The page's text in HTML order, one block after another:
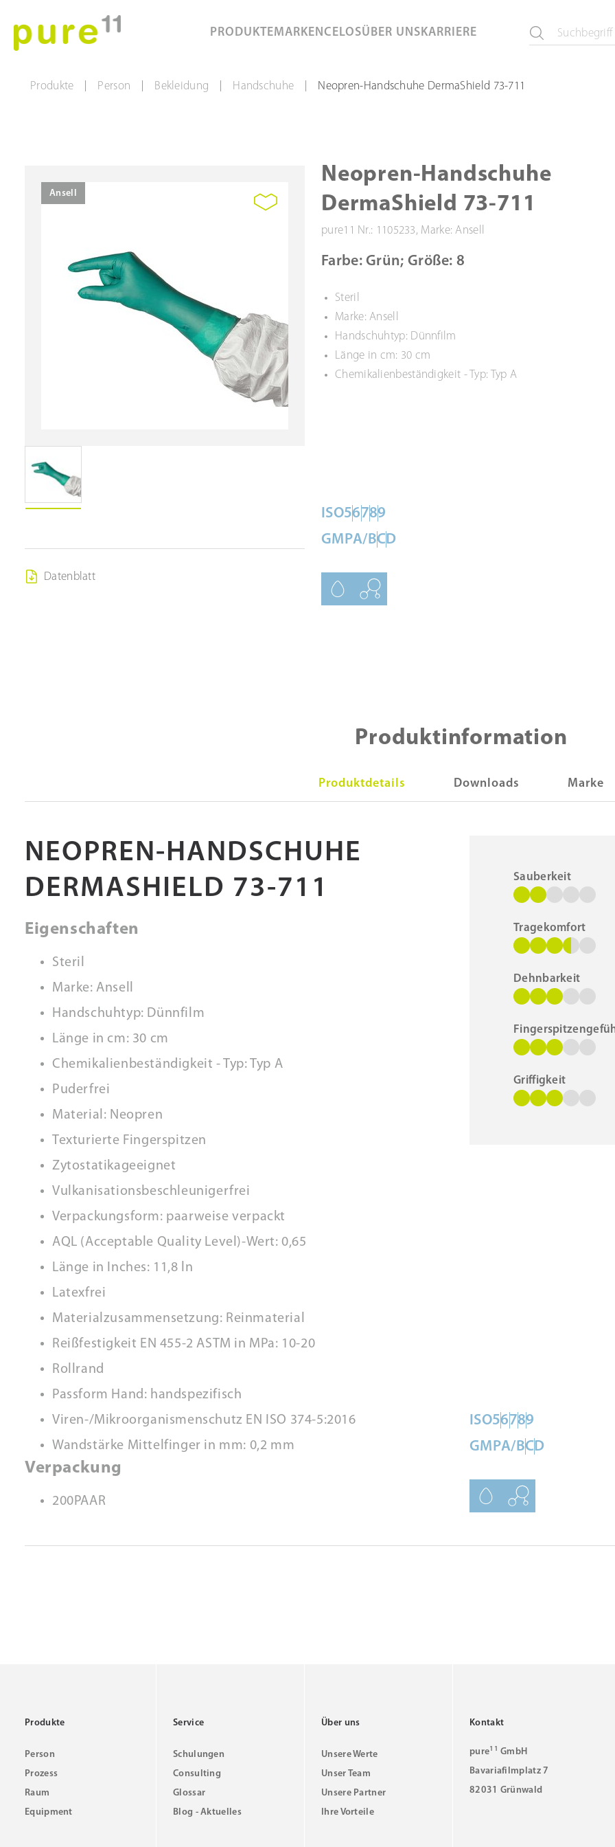
PRODUKTEMARKENCELOSÜBER UNS KARRIERE
Produkte Person Bekleidung Handschuhe Neopren-Handschuhe DermaShield 73-711
Ansell
Datenblatt
Neopren-Handschuhe
DermaShield 73-711
pure11 Nr.: 1105233, Marke: Ansell
Farbe: Grün; Größe: 8
Steril
Marke: Ansell
Handschuhtyp: Dünnfilm
Länge in cm: 30 cm
Chemikalienbeständigkeit - Typ: Typ A
ISO56789
GMPA/BCD
Produktinformation
Produktdetails Downloads Marke
NEOPREN-HANDSCHUHE
DERMASHIELD 73-711
Eigenschaften
Steril
Marke: Ansell
Handschuhtyp: Dünnfilm
Länge in cm: 30 cm
Chemikalienbeständigkeit - Typ: Typ A
Puderfrei
Material: Neopren
Texturierte Fingerspitzen
Zytostatikageeignet
Vulkanisationsbeschleunigerfrei
Verpackungsform: paarweise verpackt
AQL (Acceptable Quality Level)-Wert: 0,65
Länge in Inches: 11,8 ln
Latexfrei
Materialzusammensetzung: Reinmaterial
Reißfestigkeit EN 455-2 ASTM in MPa: 10-20
Rollrand
Passform Hand: handspezifisch
Viren-/Mikroorganismenschutz EN ISO 374-5:2016
Wandstärke Mittelfinger in mm: 0,2 mm
Verpackung
200PAAR
Sauberkeit
Tragekomfort
Dehnbarkeit
Griffigkeit
ISO56789
GMPA/BCD
Produkte
Person
Prozess
Raum
Equipment
Service
Schulungen
Consulting
Glossar
Blog - Aktuelles
Über uns
Unsere Werte
Unser Team
Unsere Partner
Ihre Vorteile
Kontakt
pure11 GmbH
Bavariafilmplatz 7
82031 Grünwald